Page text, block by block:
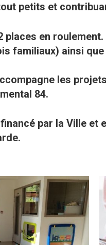
petits et
en
familiaux) ainsi
les
84.
par la Ville